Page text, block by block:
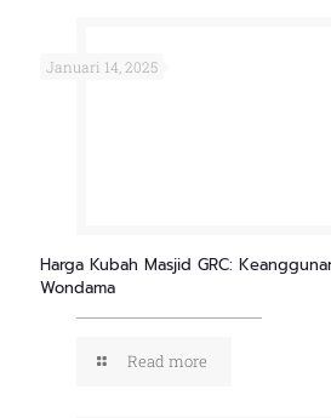
Januari 14, 2025
Harga Kubah Masjid GRC:
Wondama
Read more